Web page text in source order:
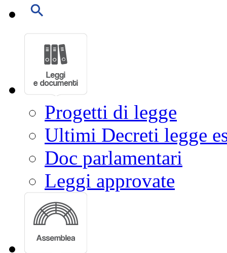
Progetti di legge
Ultimi Decreti legge
Doc parlamentari
Leggi approvate